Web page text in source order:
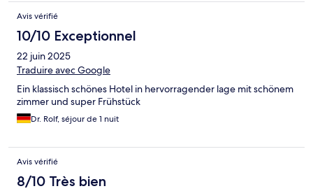
Avis vérifié
10/10 Exceptionnel
22 juin 2025
Traduire avec Google
Ein klassisch schönes Hotel in hervorragender lage mit schönem
zimmer und super Frühstück
Dr. Rolf, séjour de 1 nuit
Avis vérifié
8/10 Très bien